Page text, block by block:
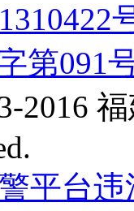
第091
2016
平台违